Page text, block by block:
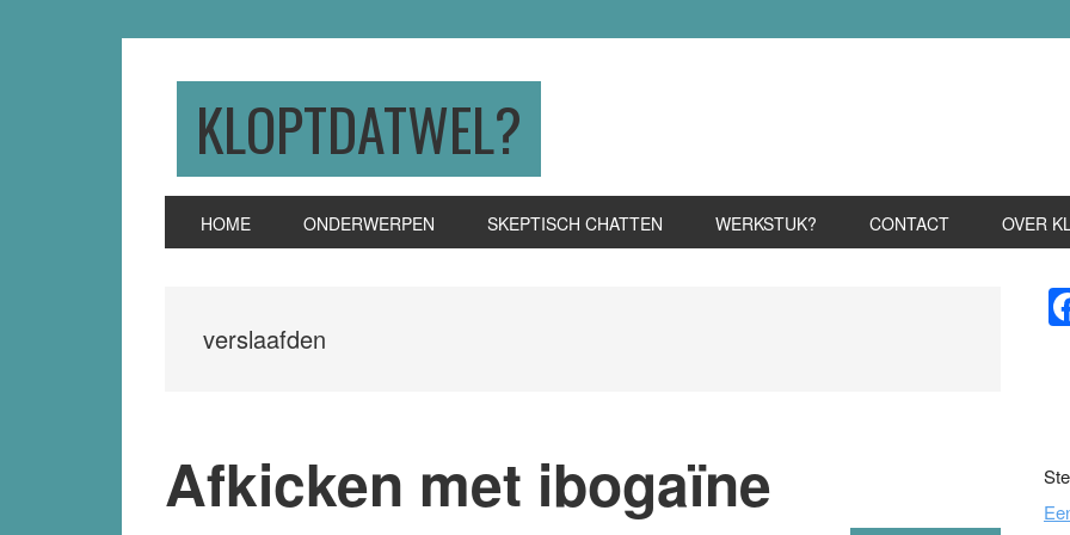
KLOPTDATWEL?
HOME ONDERWERPEN SKEPTISCH CHATTEN WERKSTUK? CONTACT OVER
verslaafden
Afkicken met ibogaïne